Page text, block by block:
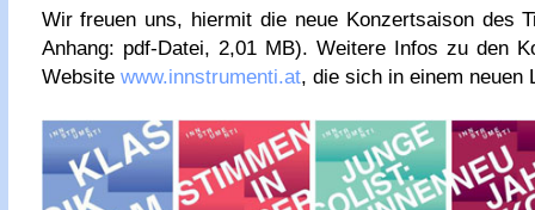
Wir freuen uns, hiermit die neue Konzertsaison des
Anhang: pdf-Datei, 2,01 MB). Weitere Infos zu den
Website www.innstrumenti.at, die sich in einem neuen